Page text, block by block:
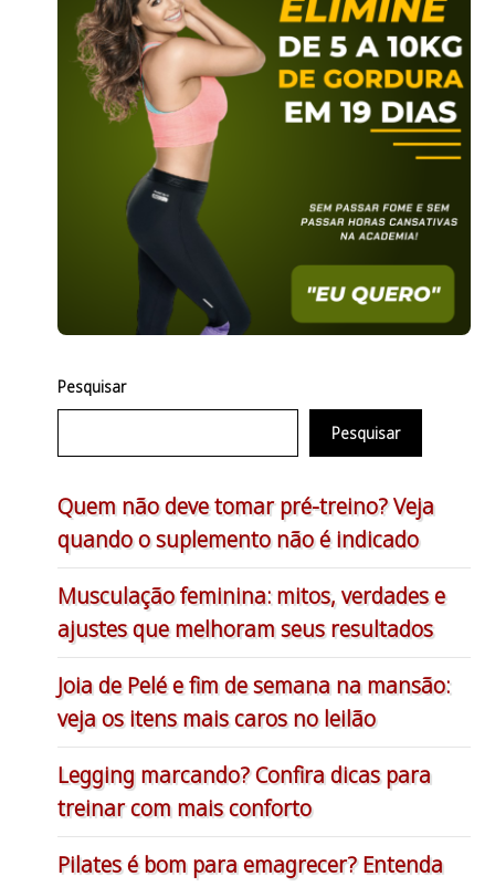
Pesquisar
Pesquisar
Quem não deve tomar pré-treino? Veja
quando o suplemento não é indicado
Musculação feminina: mitos, verdades e
ajustes que melhoram seus resultados
Joia de Pelé e fim de semana na mansão:
veja os itens mais caros no leilão
Legging marcando? Confira dicas para
treinar com mais conforto
Pilates é bom para emagrecer? Entenda